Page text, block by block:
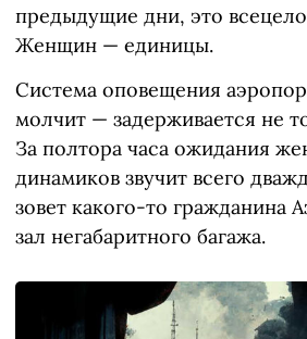
предыдущие дни, это
Женщин — единицы.
Система оповещения
молчит — задерживается не
За полтора часа ожидания
динамиков звучит всего
зовет какого-то гражданина
зал негабаритного багажа.